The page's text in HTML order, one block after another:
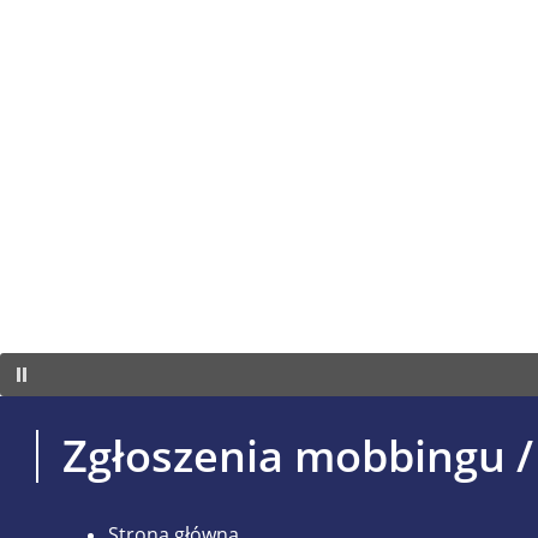
Zgłoszenia mobbingu